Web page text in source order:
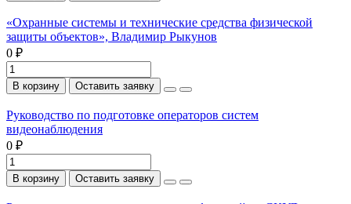
«Охранные системы и технические средства физической
защиты объектов», Владимир Рыкунов
0 ₽
В корзину Оставить заявку
Руководство по подготовке операторов систем
видеонаблюдения
0 ₽
В корзину Оставить заявку